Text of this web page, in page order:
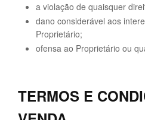
a violação de quaisquer
dano considerável aos
Proprietário;
ofensa ao Proprietário ou
TERMOS E